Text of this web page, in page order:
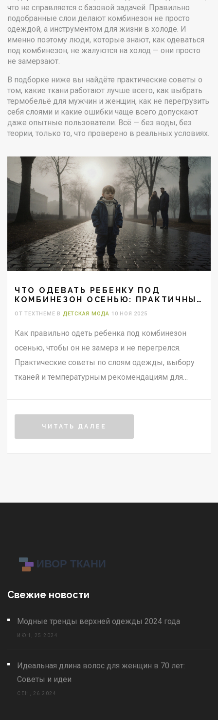
что не справляется с базовой задачей. Правильно
подобранные слои делают комбинезон не просто
одеждой, а инструментом для жизни в холоде. И
именно поэтому люди, которые знают, как одеваться
под комбинезон, не жалуются на холод — они просто
не замерзают.
В подборке ниже вы найдёте практические советы о
том, какие ткани работают лучше всего, как выбрать
термобельё для мужчин и женщин, как не перегрузить
себя слоями и какие ошибки чаще всего допускают
даже опытные пользователи. Всё — без воды, без
теории, только то, что проверено в реальных условиях.
ЧТО ОДЕВАТЬ РЕБЕНКУ ПОД
КОМБИНЕЗОН ОСЕНЬЮ: ПРАКТИЧНЫЕ
ОТ TEXTHEME В ДЕТСКАЯ МОДА 10 НОЯ 2025
Как правильно одеть ребенка под комбинезон
осенью, чтобы он не замерз и не перегрелся.
Практические советы по слоям одежды, выбору
тканей и температурным рекомендациям для
ЧИТАТЬ ДАЛЕЕ
Свежие новости
Модные тренды верхней одежды 2024 года
ИЮН, 25 2024
Идеальная длина волос для женщин в 70 лет:
Советы и идеи
СЕН, 26 2024